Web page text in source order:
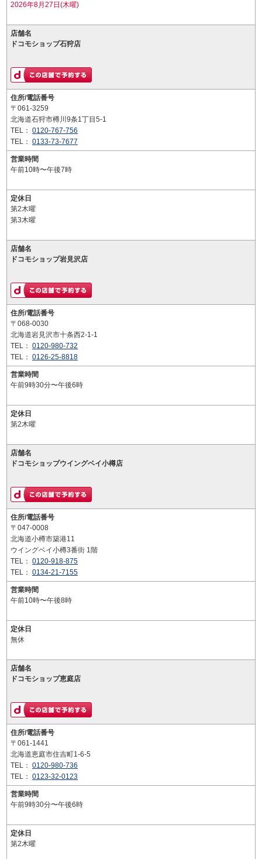
2026年8月27日(木曜)
店舗名
ドコモショップ石狩店
住所/電話番号
〒061-3259
北海道石狩市樽川9条1丁目5-1
TEL： 0120-767-756
TEL： 0133-73-7677
営業時間
午前10時〜午後7時
定休日
第2木曜
第3木曜
店舗名
ドコモショップ岩見沢店
住所/電話番号
〒068-0030
北海道岩見沢市十条西2-1-1
TEL： 0120-980-732
TEL： 0126-25-8818
営業時間
午前9時30分〜午後6時
定休日
第2木曜
店舗名
ドコモショップウイングベイ小樽店
住所/電話番号
〒047-0008
北海道小樽市築港11
ウイングベイ小樽3番街 1階
TEL： 0120-918-875
TEL： 0134-21-7155
営業時間
午前10時〜午後8時
定休日
無休
店舗名
ドコモショップ恵庭店
住所/電話番号
〒061-1441
北海道恵庭市住吉町1-6-5
TEL： 0120-980-736
TEL： 0123-32-0123
営業時間
午前9時30分〜午後6時
定休日
第2木曜